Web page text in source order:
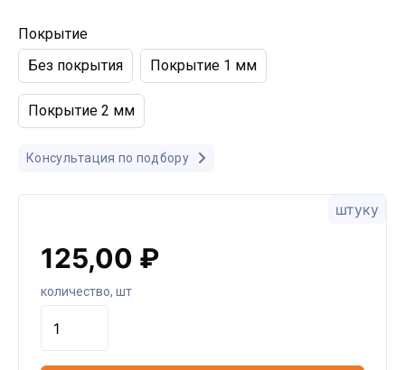
Покрытие
Без покрытия
Покрытие 1 мм
Покрытие 2 мм
Консультация по подбору
штуку
125,00 ₽
количество, шт